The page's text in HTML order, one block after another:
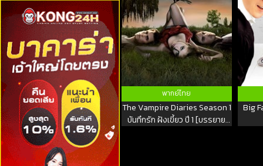
พากย์ไทย
The Vampire Diaries Season 1
บันทึกรัก ฝังเขี้ยว ปี 1 [บรรยาย
Big